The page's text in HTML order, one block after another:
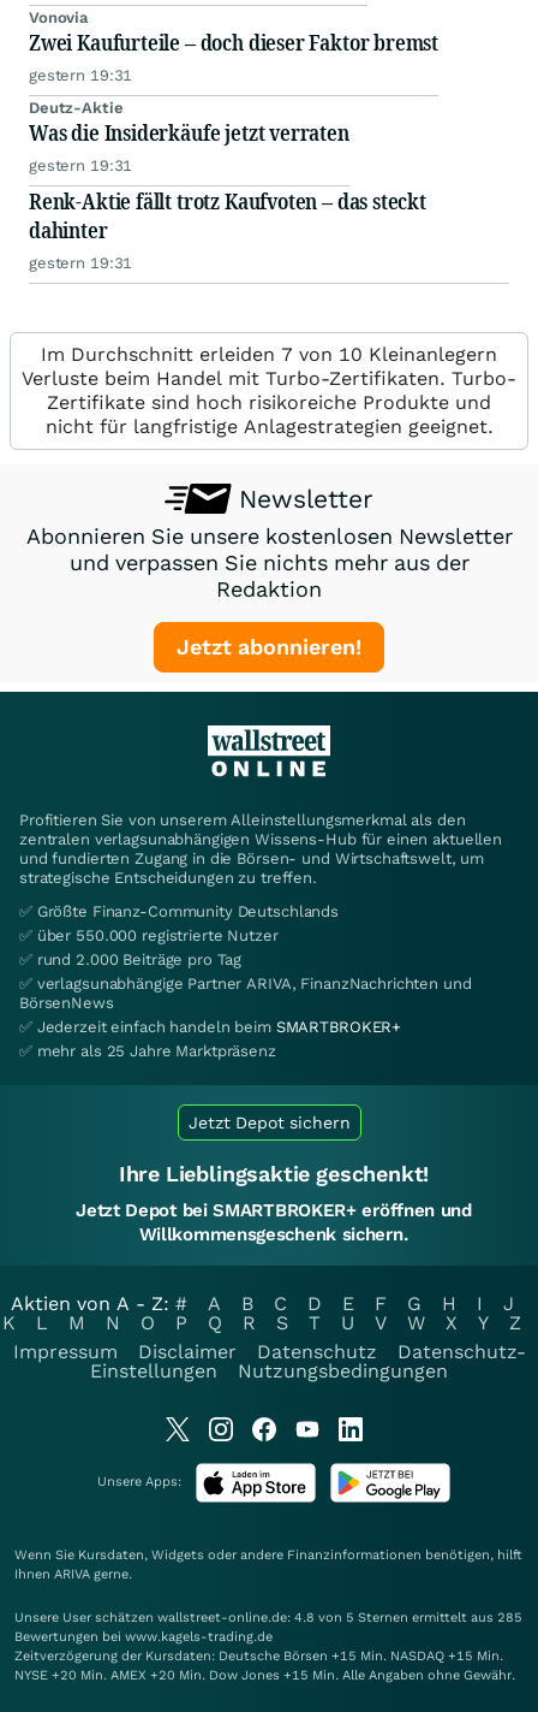
Vonovia
Zwei Kaufurteile – doch dieser Faktor bremst
gestern 19:31
Deutz-Aktie
Was die Insiderkäufe jetzt verraten
gestern 19:31
Renk-Aktie fällt trotz Kaufvoten – das steckt
dahinter
gestern 19:31
Im Durchschnitt erleiden 7 von 10 Kleinanlegern
Verluste beim Handel mit Turbo-Zertifikaten. Turbo-
Zertifikate sind hoch risikoreiche Produkte und
nicht für langfristige Anlagestrategien geeignet.
Newsletter
Abonnieren Sie unsere kostenlosen Newsletter
und verpassen Sie nichts mehr aus der
Redaktion
Jetzt abonnieren!
Profitieren Sie von unserem Alleinstellungsmerkmal als den
zentralen verlagsunabhängigen Wissens-Hub für einen aktuellen
und fundierten Zugang in die Börsen- und Wirtschaftswelt, um
strategische Entscheidungen zu treffen.
✅ Größte Finanz-Community Deutschlands
✅ über 550.000 registrierte Nutzer
✅ rund 2.000 Beiträge pro Tag
✅ verlagsunabhängige Partner ARIVA, FinanzNachrichten und
BörsenNews
✅ Jederzeit einfach handeln beim SMARTBROKER+
✅ mehr als 25 Jahre Marktpräsenz
Jetzt Depot sichern
Ihre Lieblingsaktie geschenkt!
Jetzt Depot bei SMARTBROKER+ eröffnen und
Willkommensgeschenk sichern.
Aktien von A - Z: # A B C D E F G H I
J
K
L M N O P Q R S T U V W X Y
Z
Impressum
Disclaimer Datenschutz
Datenschutz-
Einstellungen
Nutzungsbedingungen
Unsere Apps:
Wenn Sie Kursdaten, Widgets oder andere Finanzinformationen benötigen, hilft
Ihnen ARIVA gerne.
Unsere User schätzen wallstreet-online.de: 4.8 von 5 Sternen ermittelt aus 285
Bewertungen bei www.kagels-trading.de
Zeitverzögerung der Kursdaten: Deutsche Börsen +15 Min. NASDAQ +15 Min.
NYSE +20 Min. AMEX +20 Min. Dow Jones +15 Min. Alle Angaben ohne Gewähr.